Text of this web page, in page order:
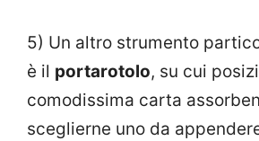
5) Un altro strumento
è il portarotolo, su cui
comodissima carta
sceglierne uno da